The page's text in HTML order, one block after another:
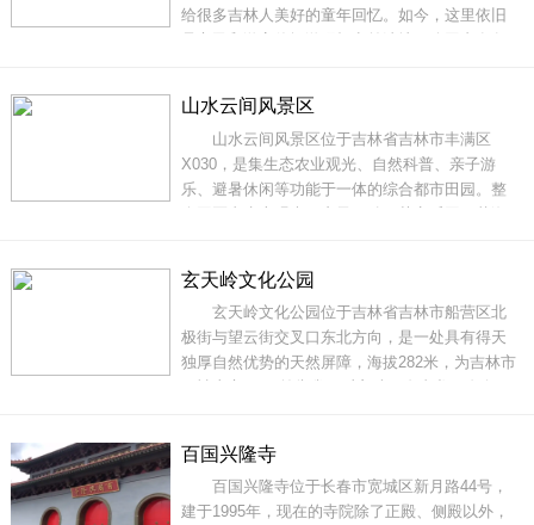
给很多吉林人美好的童年回忆。如今，这里依旧
十分惊艳。江南公园的花展远近闻名，是这里的
王牌活动之一。江南公园的历史可以追溯到清光
山水云间风景区
山水云间风景区位于吉林省吉林市丰满区
X030，是集生态农业观光、自然科普、亲子游
乐、避暑休闲等功能于一体的综合都市田园。整
个园区由生态观光、亲子互动、萌宠乐园、花海
打卡点；亲子互动游乐区有人造泳池、水上充气
堡、旋转木马、斗牛、林间大秋千、蹦蹦云
玄天岭文化公园
玄天岭文化公园位于吉林省吉林市船营区北
极街与望云街交叉口东北方向，是一处具有得天
独厚自然优势的天然屏障，海拔282米，为吉林市
改名为元天岭。山上的诸多建筑始建于清朝。虽
然如今看到的都是复建建筑，但这并不影
百国兴隆寺
百国兴隆寺位于长春市宽城区新月路44号，
建于1995年，现在的寺院除了正殿、侧殿以外，